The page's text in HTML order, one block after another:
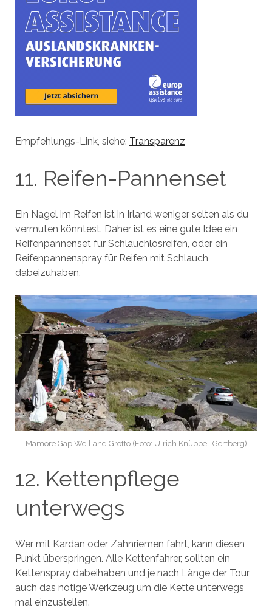
Empfehlungs-Link, siehe: Transparenz
11. Reifen-Pannenset
Ein Nagel im Reifen ist in Irland weniger selten als du
vermuten könntest. Daher ist es eine gute Idee ein
Reifenpannenset für Schlauchlosreifen, oder ein
Reifenpannenspray für Reifen mit Schlauch
dabeizuhaben.
Mamore Gap Well and Grotto (Foto: Ulrich Knüppel-Gertberg)
12. Kettenpflege
unterwegs
Wer mit Kardan oder Zahnriemen fährt, kann diesen
Punkt überspringen. Alle Kettenfahrer, sollten ein
Kettenspray dabeihaben und je nach Länge der Tour
auch das nötige Werkzeug um die Kette unterwegs
mal einzustellen.